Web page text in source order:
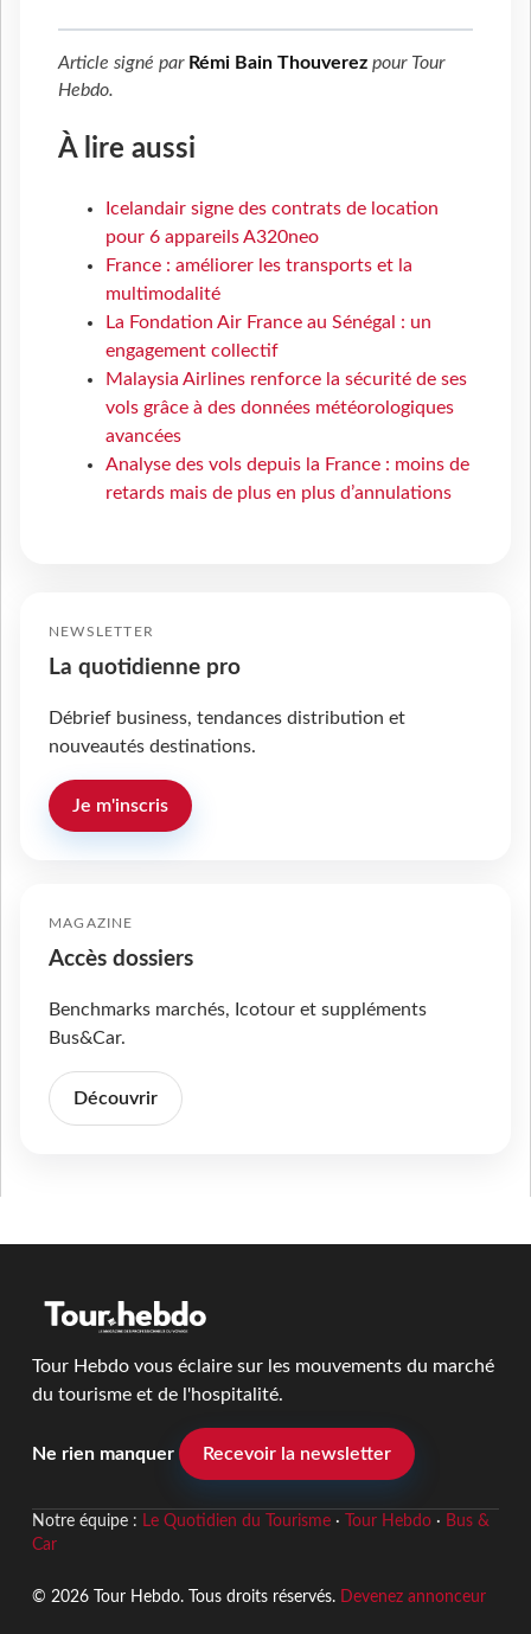
Article signé par Rémi Bain Thouverez pour Tour
Hebdo.
À lire aussi
Icelandair signe des contrats de location
pour 6 appareils A320neo
France : améliorer les transports et la
multimodalité
La Fondation Air France au Sénégal : un
engagement collectif
Malaysia Airlines renforce la sécurité de ses
vols grâce à des données météorologiques
avancées
Analyse des vols depuis la France : moins de
retards mais de plus en plus d’annulations
NEWSLETTER
La quotidienne pro
Débrief business, tendances distribution et
nouveautés destinations.
Je m'inscris
MAGAZINE
Accès dossiers
Benchmarks marchés, Icotour et suppléments
Bus&Car.
Découvrir
Tour Hebdo vous éclaire sur les mouvements du marché
du tourisme et de l'hospitalité.
Ne rien manquer Recevoir la newsletter
Notre équipe : Le Quotidien du Tourisme· Tour Hebdo· Bus &
Car
© 2026 Tour Hebdo. Tous droits réservés. Devenez annonceur